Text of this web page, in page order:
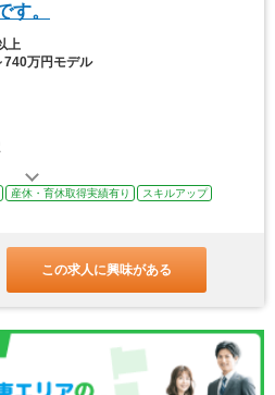
す。
上
740万円モデル
産休・育休取得実績有り
スキルアップ
この求人に興味がある